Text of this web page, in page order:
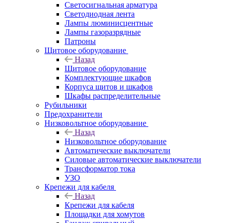
Светосигнальная арматура
Светодиодная лента
Лампы люминисцентные
Лампы газоразрядные
Патроны
Щитовое оборудование
Назад
Щитовое оборудование
Комплектующие шкафов
Корпуса щитов и шкафов
Шкафы распределительные
Рубильники
Предохранители
Низковольтное оборудование
Назад
Низковольтное оборудование
Автоматические выключатели
Силовые автоматические выключатели
Трансформатор тока
УЗО
Крепежи для кабеля
Назад
Крепежи для кабеля
Площадки для хомутов